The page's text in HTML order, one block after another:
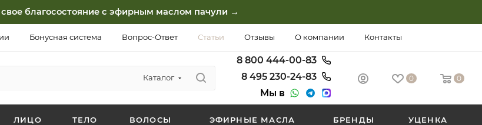
благосостояние с эфирным маслом пачули →
Бонусная система Вопрос-Ответ Статьи Отзывы О компании Контакты
Каталог
8 800 444-00-83
8 495 230-24-83
Мы в
0 0
ЛИЦО ТЕЛО ВОЛОСЫ ЭФИРНЫЕ МАСЛА БРЕНДЫ УЦЕНКА